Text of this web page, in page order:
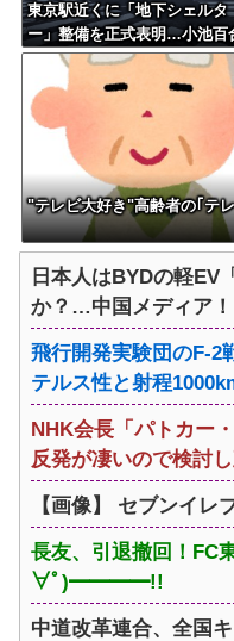
東京駅近くに「地下シェルタ
ー」整備を正式表明…小池百
子知事「多くの方が滞在、施
整備の効果高い」
"テレビ大好き"高齢者の｢テ
日本人はBYDの軽EV
か？…中国メディア！
飛行開発実験団のF-
テルス性と射程
NHK会長「パトカー
反発が凄いので検討
【画像】 セブンイレ
長友、引退撤回！
∀ﾟ)━━━━!!
中道改革連合、全国